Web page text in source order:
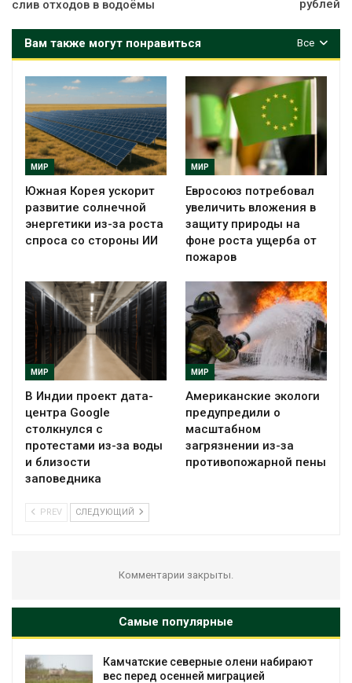
слив отходов в водоёмы рублей
Все
Вам также могут понравиться
МИР
Южная Корея ускорит
развитие солнечной
энергетики из-за роста
спроса со стороны ИИ
МИР
Евросоюз потребовал
увеличить вложения в
защиту природы на
фоне роста ущерба от
пожаров
МИР
В Индии проект дата-
центра Google
столкнулся с
протестами из-за воды
и близости
заповедника
МИР
Американские экологи
предупредили о
масштабном
загрязнении из-за
противопожарной пены
PREV СЛЕДУЮЩИЙ
Комментарии закрыты.
Самые популярные
Камчатские северные олени набирают
вес перед осенней миграцией